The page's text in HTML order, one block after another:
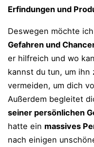
Erfindungen und
Deswegen möchte
Gefahren und
er hilfreich und wo
kannst du tun, um ihn
vermeiden, um dich
Außerdem begleitet
seiner persönlichen
hatte ein massives
nach einigen